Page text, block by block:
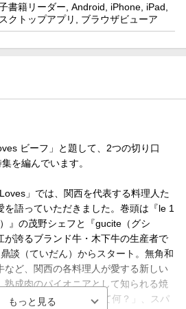
書籍リーダー, Android, iPhone, iPad,
クトップアプリ, ブラウザビューア
ビーフ」と題して、2つの切り口
を編んでいます。
」では、関西を代表する料理人た
を語っていただきました。巻頭は『le 1
』の茂野シェフと『gucite（グシ
が誇るブランド牛・木下牛の生産者で
談（ていだん）からスタート。無角和
など、関西の各料理人が愛する新しい
熟成肉のパイオニアとして知られる焼
が注目する「Q Beefって何？」、スパ